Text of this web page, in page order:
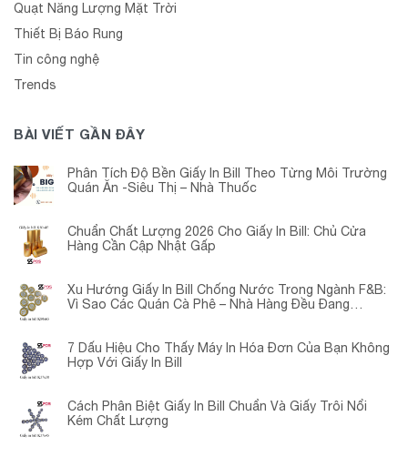
Quạt Năng Lượng Mặt Trời
Thiết Bị Báo Rung
Tin công nghệ
Trends
BÀI VIẾT GẦN ĐÂY
Phân Tích Độ Bền Giấy In Bill Theo Từng Môi Trường
Quán Ăn -Siêu Thị – Nhà Thuốc
Chuẩn Chất Lượng 2026 Cho Giấy In Bill: Chủ Cửa
Hàng Cần Cập Nhật Gấp
Xu Hướng Giấy In Bill Chống Nước Trong Ngành F&B:
Vì Sao Các Quán Cà Phê – Nhà Hàng Đều Đang
7 Dấu Hiệu Cho Thấy Máy In Hóa Đơn Của Bạn Không
Hợp Với Giấy In Bill
Cách Phân Biệt Giấy In Bill Chuẩn Và Giấy Trôi Nổi
Kém Chất Lượng